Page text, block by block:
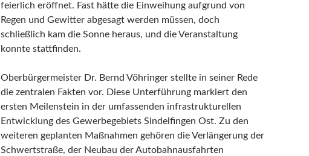
feierlich eröffnet. Fast hätte die Einweihung aufgrund von
Regen und Gewitter abgesagt werden müssen, doch
schließlich kam die Sonne heraus, und die Veranstaltung
konnte stattfinden.
Oberbürgermeister Dr. Bernd Vöhringer stellte in seiner Rede
die zentralen Fakten vor. Diese Unterführung markiert den
ersten Meilenstein in der umfassenden infrastrukturellen
Entwicklung des Gewerbegebiets Sindelfingen Ost. Zu den
weiteren geplanten Maßnahmen gehören die Verlängerung der
Schwertstraße, der Neubau der Autobahnausfahrten